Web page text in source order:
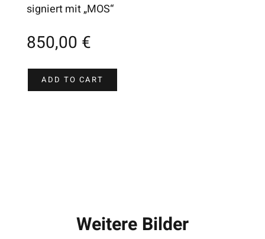
signiert mit „MOS“
850,00 €
ADD TO CART
Weitere Bilder